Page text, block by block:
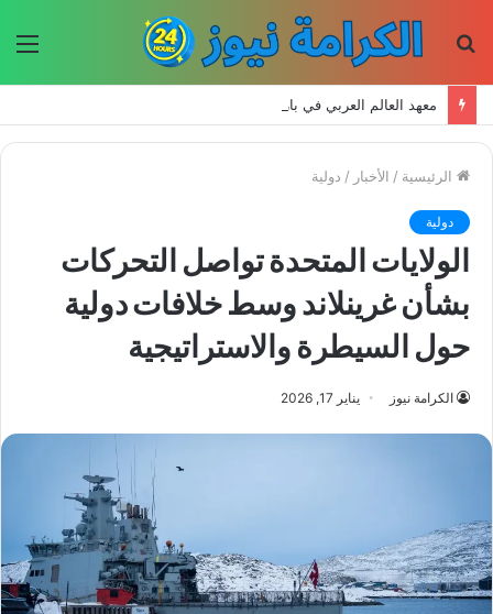
الرئيسية / الأخبار / دولية
دولية
الولايات المتحدة تواصل التحركات
بشأن غرينلاند وسط خلافات دولية
حول السيطرة والاستراتيجية
الكرامة نيوز يناير 17, 2026